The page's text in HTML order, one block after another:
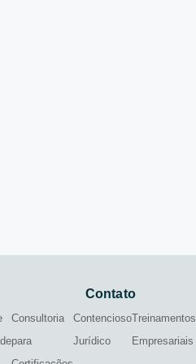
Consultoria
para
Contencioso
Jurídico
Treinamentos
Empresariais
Contato